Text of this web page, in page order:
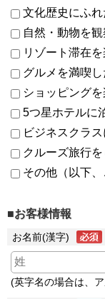
文化歴史にふれ
自然・動物を
リゾート滞在
グルメを満喫し
ショッピング
5つ星ホテルに
ビジネスクラ
クルーズ旅行
その他（以下
■お客様情報
お名前(漢字)
(英字名の場合は、